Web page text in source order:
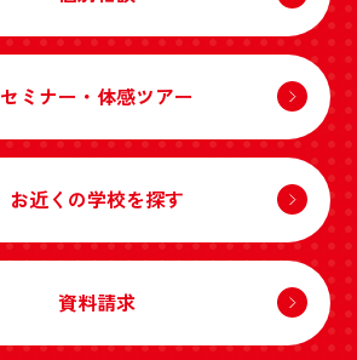
セミナー・体感ツアー
お近くの学校を探す
資料請求